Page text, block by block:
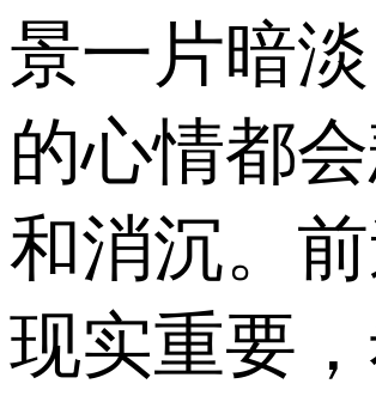
景一片暗
的心情都
和消沉。
现实重要